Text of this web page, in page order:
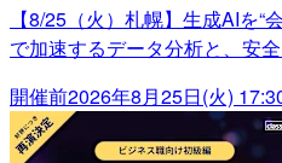
【8/25（火）札幌】生成AIを“
で加速するデータ分析と、安
開催前2026年8月25日(火)